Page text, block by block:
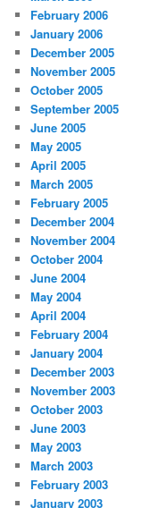
February 2006
January 2006
December 2005
November 2005
October 2005
September 2005
June 2005
May 2005
April 2005
March 2005
February 2005
December 2004
November 2004
October 2004
June 2004
May 2004
April 2004
February 2004
January 2004
December 2003
November 2003
October 2003
June 2003
May 2003
March 2003
February 2003
January 2003